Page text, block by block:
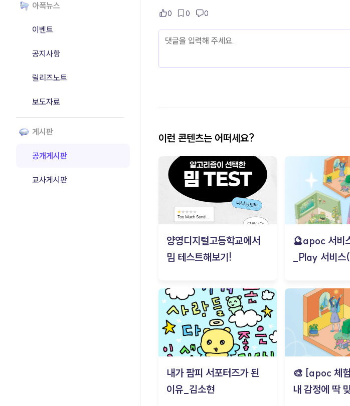
아폭뉴스
이벤트
공지사항
릴리즈노트
보도자료
게시판
공개게시판
교사게시판
0 0 0
이런 콘텐츠는 어떠세요?
양영디지털고등학교에서
밈 테스트해보기!
🔮apoc 서비
_Play 서비
내가 팜피 서포터즈가 된
이유_김소현
🎨 [apoc 체
내 감정에 딱